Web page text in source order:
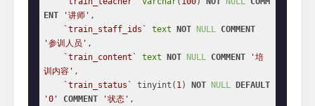
ENT
'讲师' ,
`train_staff_ids`
text NOT NULL COMMENT
'参训人员' ,
`train_content`
text NOT NULL COMMENT
'培
训内容' ,
`train_status`
tinyint( 1) NOT NULL
DEFAULT
'0'
COMMENT '状态' ,